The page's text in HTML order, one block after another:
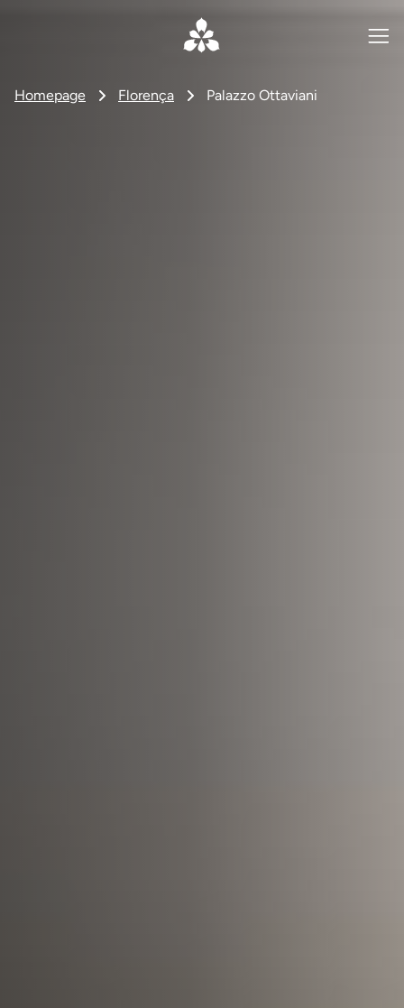
Homepage Florença Palazzo Ottaviani